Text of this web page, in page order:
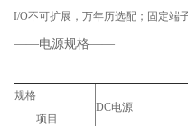
I/O不可扩展，万年历选配；固定端
——电源规格——
规格
项目
DC电源